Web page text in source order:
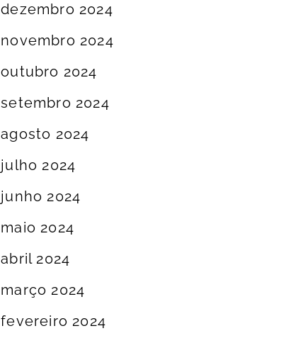
dezembro 2024
novembro 2024
outubro 2024
setembro 2024
agosto 2024
julho 2024
junho 2024
maio 2024
abril 2024
março 2024
fevereiro 2024